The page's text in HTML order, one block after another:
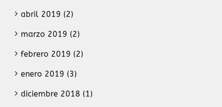
abril 2019 (2)
marzo 2019 (2)
febrero 2019 (2)
enero 2019 (3)
diciembre 2018 (1)